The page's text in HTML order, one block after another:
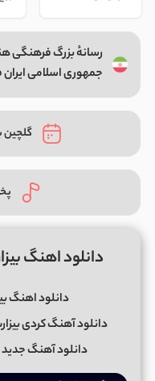
رسانهٔ بزرگ فرهنگی
جمهوری اسلامی
گلچین
دانلود اهنگ
دانلود اهنگ
دانلود آهنگ کردی
دانلود آهنگ جدید